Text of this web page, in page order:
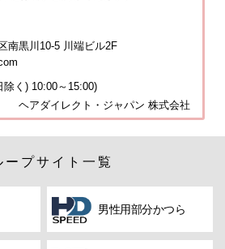
南黒川10-5 川端ビル2F
く) 10:00～15:00)
ヘアダイレクト・ジャパン 株式会社
ープサイト一覧
男性用部分かつら